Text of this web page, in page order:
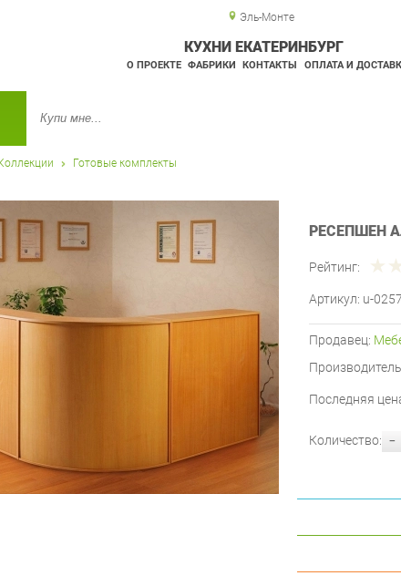
Эль-Монте
КУХНИ ЕКАТЕРИНБУРГ
О ПРОЕКТЕ ФАБРИКИ КОНТАКТЫ ОПЛАТА И
Готовые комплекты
РЕСЕПШЕН
Рейтинг:
Артикул: u-
Продавец:
Последняя
-
Количество: